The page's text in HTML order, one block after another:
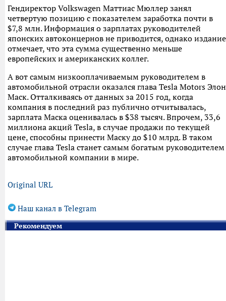
Гендиректор Volkswagen Маттиас Мюллер занял
четвертую позицию с показателем заработка почти в
$7,8 млн. Информация о зарплатах руководителей
японских автоконцернов не приводится, однако издание
отмечает, что эта сумма существенно меньше
европейских и американских коллег.
А вот самым низкооплачиваемым руководителем в
автомобильной отрасли оказался глава Tesla Motors Элон
Маск. Отталкиваясь от данных за 2015 год, когда
компания в последний раз публично отчитывалась,
зарплата Маска оценивалась в $38 тысяч. Впрочем, 33,6
миллиона акций Tesla, в случае продажи по текущей
цене, способны принести Маску до $10 млрд. В таком
случае глава Tesla станет самым богатым руководителем
автомобильной компании в мире.
Original URL
Наш канал в Telegram
Рекомендуем